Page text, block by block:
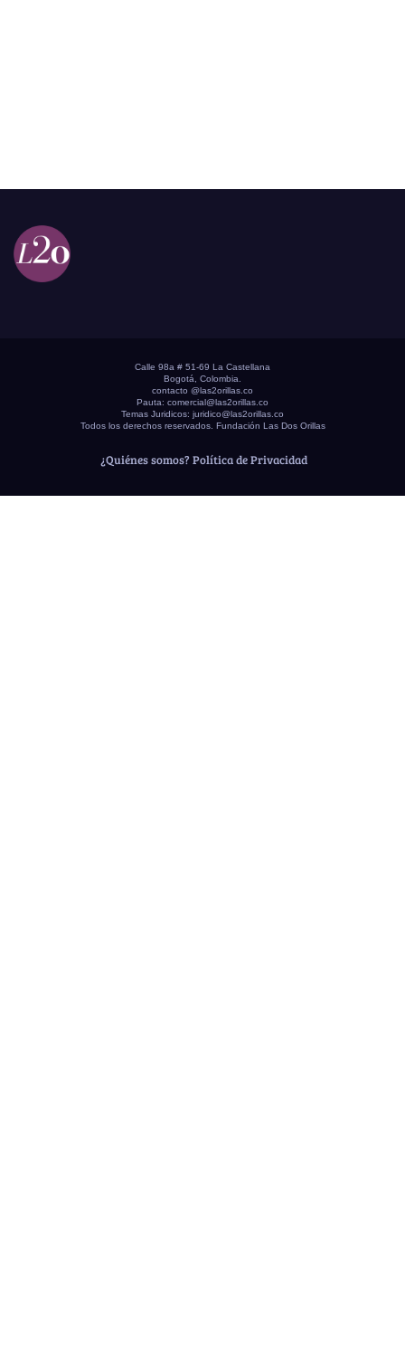
Calle 98a # 51-69 La Castellana
Bogotá, Colombia.
contacto @las2orillas.co
Pauta: comercial@las2orillas.co
Temas Juridicos: juridico@las2orillas.co
Todos los derechos reservados. Fundación Las Dos Orillas
¿Quiénes somos? Política de Privacidad